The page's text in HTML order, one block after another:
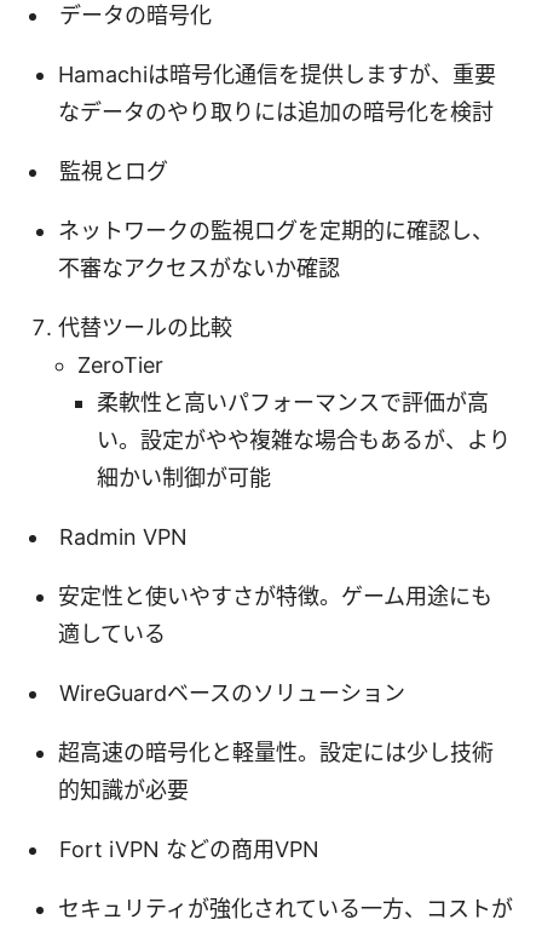
データの暗号化
Hamachiは暗号化通信を提供しますが、重要
なデータのやり取りには追加の暗号化を検討
監視とログ
ネットワークの監視ログを定期的に確認し、
不審なアクセスがないか確認
代替ツールの比較
ZeroTier
柔軟性と高いパフォーマンスで評価が高
い。設定がやや複雑な場合もあるが、より
細かい制御が可能
Radmin VPN
安定性と使いやすさが特徴。ゲーム用途にも
適している
WireGuardベースのソリューション
超高速の暗号化と軽量性。設定には少し技術
的知識が必要
Fort iVPN などの商用VPN
セキュリティが強化されている一方、コストが